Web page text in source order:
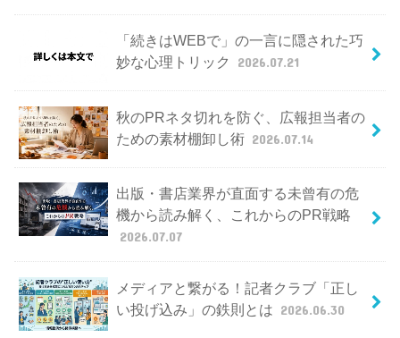
「続きはWEBで」の一言に隠された巧
妙な心理トリック
2026.07.21
秋のPRネタ切れを防ぐ、広報担当者の
ための素材棚卸し術 2026.07.14
出版・書店業界が直面する未曾有の危
機から読み解く、これからのPR戦略
2026.07.07
メディアと繋がる！記者クラブ「正し
い投げ込み」の鉄則とは 2026.06.30